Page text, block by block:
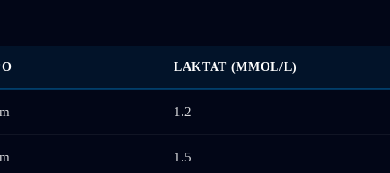
LAKTAT (MMOL/L)
1.2
1.5